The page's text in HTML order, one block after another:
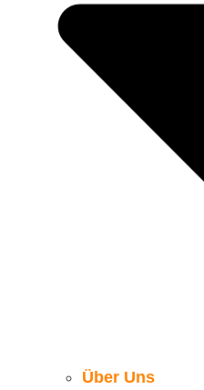
Über Uns